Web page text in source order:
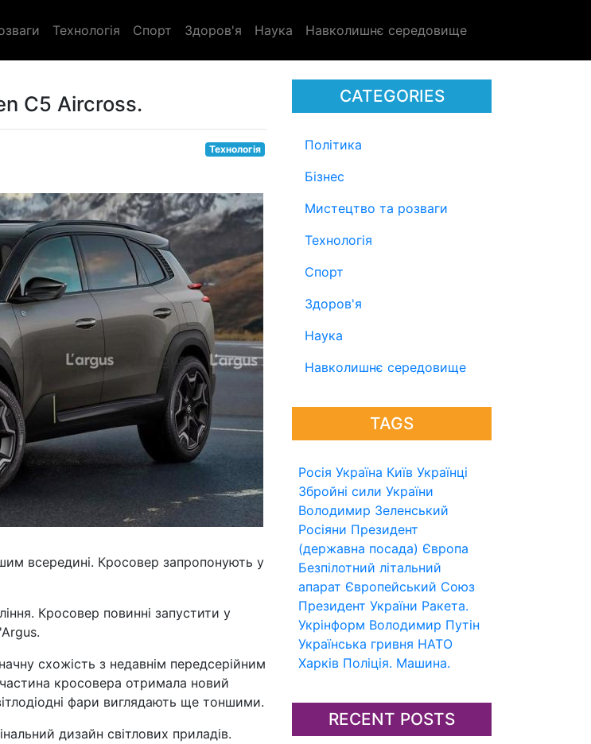
Технологія Спорт Здоров'я Наука Навколишнє середовище
CATEGORIES
Політика
Бізнес
Мистецтво та розваги
Технологія
Спорт
Здоров'я
Наука
Навколишнє середовище
TAGS
Росія Україна Київ Українці
Збройні сили України
Володимир Зеленський
Росіяни Президент
(державна посада) Європа
Безпілотний літальний
апарат Європейський Союз
Президент України Ракета.
Укрінформ Володимир Путін
Українська гривня НАТО
Харків Поліція. Машина.
RECENT POSTS
C5 Aircross.
Технологія
всередині. Кросовер запропонують у
Кросовер повинні запустити у
схожість з недавнім передсерійним
кросовера отримала новий
фари виглядають ще тоншими.
дизайн світлових приладів.